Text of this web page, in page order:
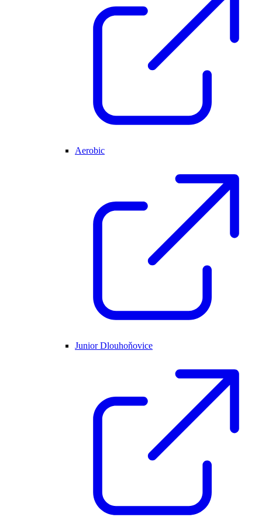
Aerobic
Junior Dlouhoňovice